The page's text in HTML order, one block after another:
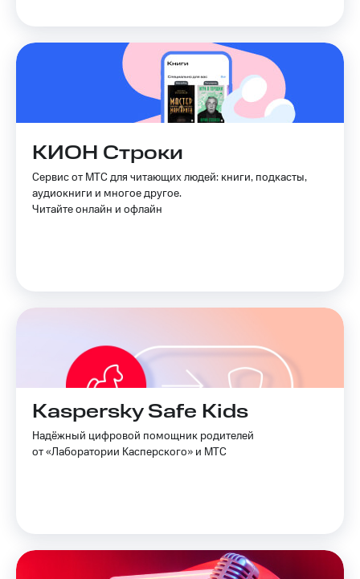
КИОН Строки
Сервис от МТС для читающих людей: книги, подкасты,
аудиокниги и многое другое.
Читайте онлайн и офлайн
Kaspersky Safe Kids
Надёжный цифровой помощник родителей
от «Лаборатории Касперского» и МТС